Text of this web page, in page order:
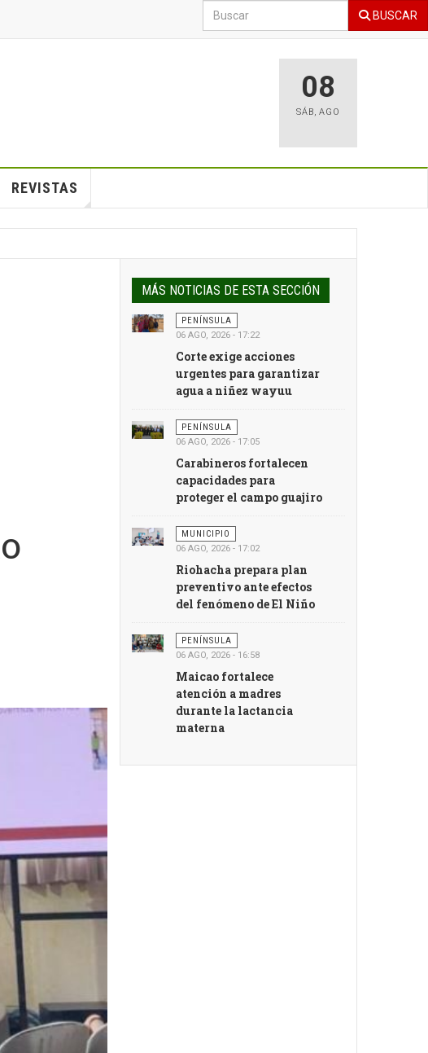
BUSCAR
08
SÁB, AGO
REVISTAS
MÁS NOTICIAS DE ESTA SECCIÓN
PENÍNSULA
06 AGO, 2026 - 17:22
Corte exige acciones
urgentes para garantizar
agua a niñez wayuu
PENÍNSULA
06 AGO, 2026 - 17:05
Carabineros fortalecen
capacidades para
proteger el campo guajiro
MUNICIPIO
06 AGO, 2026 - 17:02
Riohacha prepara plan
preventivo ante efectos
del fenómeno de El Niño
PENÍNSULA
06 AGO, 2026 - 16:58
Maicao fortalece
atención a madres
durante la lactancia
materna